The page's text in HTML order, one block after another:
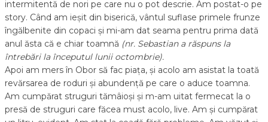
intermitentă de nori pe care nu o pot descrie. Am postat-o pe
story. Când am ieșit din biserică, vântul suflase primele frunze
îngălbenite din copaci și mi-am dat seama pentru prima dată
anul ăsta că e chiar toamnă (nr. Sebastian a răspuns la
întrebări la începutul lunii octombrie).
Apoi am mers în Obor să fac piața, și acolo am asistat la toată
revărsarea de roduri și abundență pe care o aduce toamna.
Am cumpărat struguri tămâioși și m-am uitat fermecat la o
presă de struguri care făcea must acolo, live. Am și cumpărat